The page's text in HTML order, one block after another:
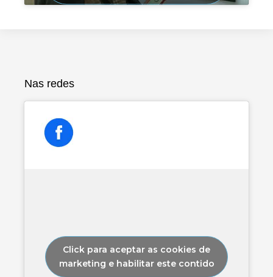
Nas redes
Click para aceptar as cookies de
marketing e habilitar este contido